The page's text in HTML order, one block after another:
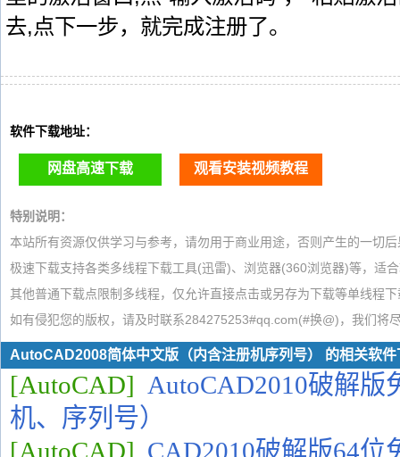
去,点下一步，就完成注册了。
软件下载地址：
网盘高速下载 观看安装视频教程
特别说明：
本站所有资源仅供学习与参考，请勿用于商业用途，否则产生的一切
极速下载支持各类多线程下载工具(迅雷)、浏览器(360浏览器)等，适
其他普通下载点限制多线程，仅允许直接点击或另存为下载等单线程
如有侵犯您的版权，请及时联系284275253#qq.com(#换@)，我们将
AutoCAD2008简体中文版（内含注册机序列号） 的相关软件
[AutoCAD] AutoCAD2010破解版
机、序列号）
[AutoCAD] CAD2010破解版64位